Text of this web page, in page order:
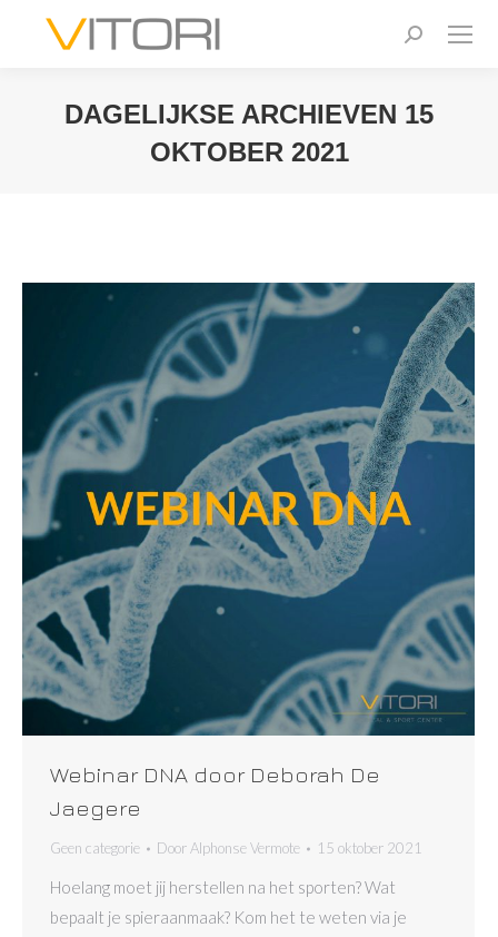
Zoeken:
DAGELIJKSE ARCHIEVEN 15
OKTOBER 2021
Webinar DNA door Deborah De
Jaegere
Geen categorie Door Alphonse Vermote 15 oktober 2021
Hoelang moet jij herstellen na het sporten? Wat
bepaalt je spieraanmaak? Kom het te weten via je